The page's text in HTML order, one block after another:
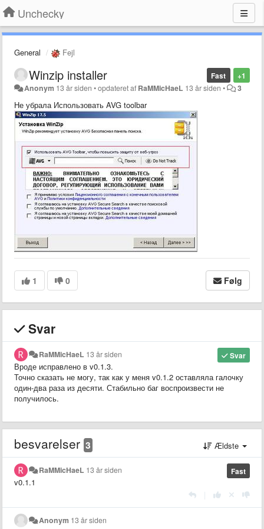
Unchecky
General Fejl
+1
Fast
Winzip installer
Anonym 13 år siden •opdateret af RaMMicHaeL 13 år siden • 3
Не убрала Использовать AVG toolbar
1 0 Følg
Svar
Svar
RaMMicHaeL 13 år siden
Вроде исправлено в v0.1.3.
Точно сказать не могу, так как у меня v0.1.2 оставляла галочку
один-два раза из десяти. Стабильно баг воспроизвести не
получилось.
besvarelser 3 Ældste
Fast
RaMMicHaeL 13 år siden
v0.1.1
Anonym 13 år siden